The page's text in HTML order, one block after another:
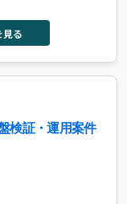
見る
検証・運用案件